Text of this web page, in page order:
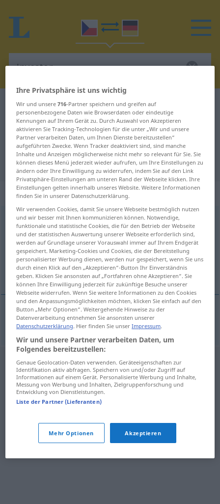
Tschechisch-Deutsch Wörterbuch investor
Tschechisch-Deutsch Übersetzung
für "investor"
"investor" Deutsch Übersetzung
„investor“: maskulin
investorm <-ři>
Übersicht aller Übersetzungen
(Für mehr Details die Übersetzung anklicken/antippen)
Investor
Investorm investor
Ihre Privatsphäre ist uns wichtig
Wir und unsere716-Partner speichern und greifen auf
personenbezogene Daten wie Browserdaten oder eindeutige
Kennungen auf Ihrem Gerät zu. Durch Auswahl von Akzeptieren
aktivieren Sie Tracking-Technologien für die unter „Wir und unsere
Partner verarbeiten Daten, um Ihnen Dienste bereitzustellen“
aufgeführten Zwecke. Wenn Tracker deaktiviert sind, sind manche
Inhalte und Anzeigen möglicherweise nicht mehr so relevant für Sie. Sie
können dieses Menü jederzeit wieder aufrufen, um Ihre Einstellungen zu
ändern oder Ihre Einwilligung zu widerrufen, indem Sie auf den Link
Privatsphäre-Einstellungen am unteren Rand der Webseite klicken. Ihre
Einstellungen gelten innerhalb unseres Website. Weitere Informationen
finden Sie in unserer Datenschutzerklärung.
Wir verwenden Cookies, damit Sie unsere Webseite bestmöglich nutzen
und wir besser mit Ihnen kommunizieren können. Notwendige,
funktionale und statistische Cookies, die für den Betrieb der Webseite
und der statistischen Auswertung unserer Webseite erforderlich sind,
werden auf Grundlage unserer Vorauswahl immer auf Ihrem Endgerät
gespeichert. Marketing-Cookies und Cookies, die der Bereitstellung
personalisierter Werbung dienen, werden nur gespeichert, wenn Sie uns
durch einen Klick auf den „Akzeptieren“-Button Ihr Einverständnis
geben. Klicken Sie ansonsten auf „Fortfahren ohne Akzeptieren“. Sie
können Ihre Einwilligung jederzeit für zukünftige Besuche unserer
Webseite widerrufen. Wenn Sie weitere Informationen zu den Cookies
und den Anpassungsmöglichkeiten möchten, klicken Sie einfach auf den
Button „Mehr Optionen“. Weitergehende Hinweise zu der
Datenverarbeitung entnehmen Sie ansonsten unserer
Datenschutzerklärung. Hier finden Sie unserImpressum.
Wir und unsere Partner verarbeiten Daten, um
Folgendes bereitzustellen:
Genaue Geolocation-Daten verwenden. Geräteeigenschaften zur
Identifikation aktiv abfragen. Speichern von und/oder Zugriff auf
Informationen auf einem Gerät. Personalisierte Werbung und Inhalte,
Messung von Werbung und Inhalten, Zielgruppenforschung und
Entwicklung von Dienstleistungen.
Liste der Partner (Lieferanten)
Mehr Optionen Akzeptieren